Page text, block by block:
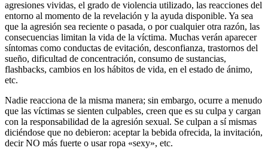
agresiones vividas, el grado de violencia utilizado, las reacciones del
entorno al momento de la revelación y la ayuda disponible. Ya sea
que la agresión sea reciente o pasada, o por cualquier otra razón, las
consecuencias limitan la vida de la víctima. Muchas verán aparecer
síntomas como conductas de evitación, desconfianza, trastornos del
sueño, dificultad de concentración, consumo de sustancias,
flashbacks, cambios en los hábitos de vida, en el estado de ánimo,
etc.
Nadie reacciona de la misma manera; sin embargo, ocurre a menudo
que las víctimas se sienten culpables, creen que es su culpa y cargan
con la responsabilidad de la agresión sexual. Se culpan a sí mismas
diciéndose que no debieron: aceptar la bebida ofrecida, la invitación,
decir NO más fuerte o usar ropa «sexy», etc.